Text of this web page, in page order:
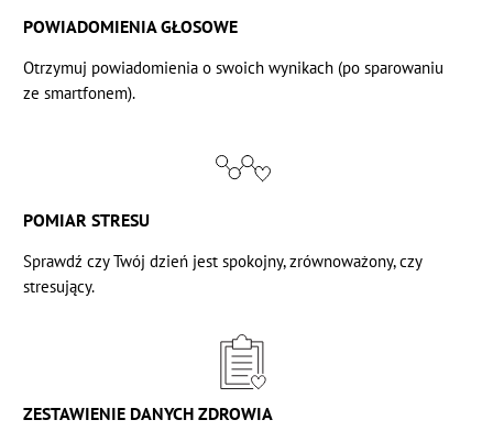
POWIADOMIENIA GŁOSOWE
Otrzymuj powiadomienia o swoich wynikach (po sparowaniu
ze smartfonem).
POMIAR STRESU
Sprawdź czy Twój dzień jest spokojny, zrównoważony, czy
stresujący.
ZESTAWIENIE DANYCH ZDROWIA